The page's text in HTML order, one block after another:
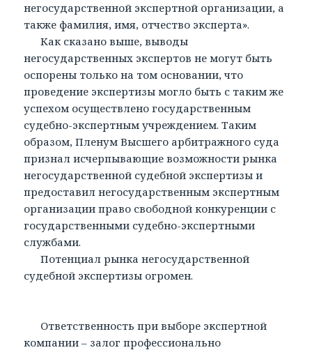
негосударственной экспертной организации, а
также фамилия, имя, отчество эксперта».
Как сказано выше, выводы
негосударственных экспертов не могут быть
оспорены только на том основании, что
проведение экспертизы могло быть с таким же
успехом осуществлено государственным
судебно-экспертным учреждением. Таким
образом, Пленум Высшего арбитражного суда
признал исчерпывающие возможности рынка
негосударственной судебной экспертизы и
предоставил негосударственным экспертным
организации право свободной конкуренции с
государственными судебно-экспертными
службами.
Потенциал рынка негосударственной
судебной экспертизы огромен.
Ответственность при выборе экспертной
компании – залог профессионально